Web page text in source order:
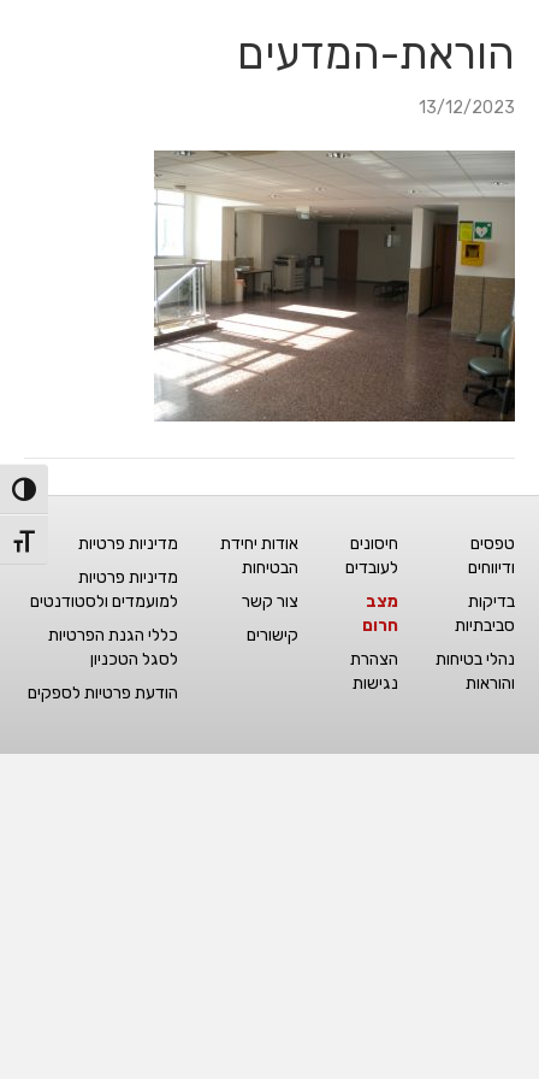
הפעל/
מתג
הוראת-המדעים
13/12/2023
טפסים
ודיווחים
בדיקות
סביבתיות
נהלי בטיחות
והוראות
חיסונים
לעובדים
מצב
חרום
הצהרת
נגישות
אודות יחידת
הבטיחות
צור קשר
קישורים
מדיניות פרטיות
מדיניות פרטיות
למועמדים ולסטודנטים
כללי הגנת הפרטיות
לסגל הטכניון
הודעת פרטיות לספקים